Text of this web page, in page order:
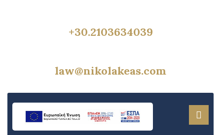
+30.2103634039
law@nikolakeas.com